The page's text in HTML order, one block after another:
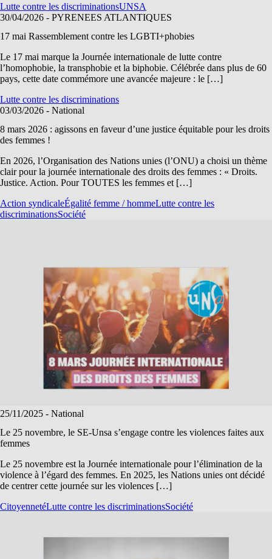
Lutte contre les discriminationsUNSA
30/04/2026 - PYRENEES ATLANTIQUES
17 mai Rassemblement contre les LGBTI+phobies
Le 17 mai marque la Journée internationale de lutte contre
l’homophobie, la transphobie et la biphobie. Célébrée dans plus de 60
pays, cette date commémore une avancée majeure : le […]
Lutte contre les discriminations
03/03/2026 - National
8 mars 2026 : agissons en faveur d’une justice équitable pour les droits
des femmes !
En 2026, l’Organisation des Nations unies (l’ONU) a choisi un thème
clair pour la journée internationale des droits des femmes : « Droits.
Justice. Action. Pour TOUTES les femmes et […]
Action syndicaleÉgalité femme / hommeLutte contre les
discriminationsSociété
25/11/2025 - National
Le 25 novembre, le SE-Unsa s’engage contre les violences faites aux
femmes
Le 25 novembre est la Journée internationale pour l’élimination de la
violence à l’égard des femmes. En 2025, les Nations unies ont décidé
de centrer cette journée sur les violences […]
CitoyennetéLutte contre les discriminationsSociété